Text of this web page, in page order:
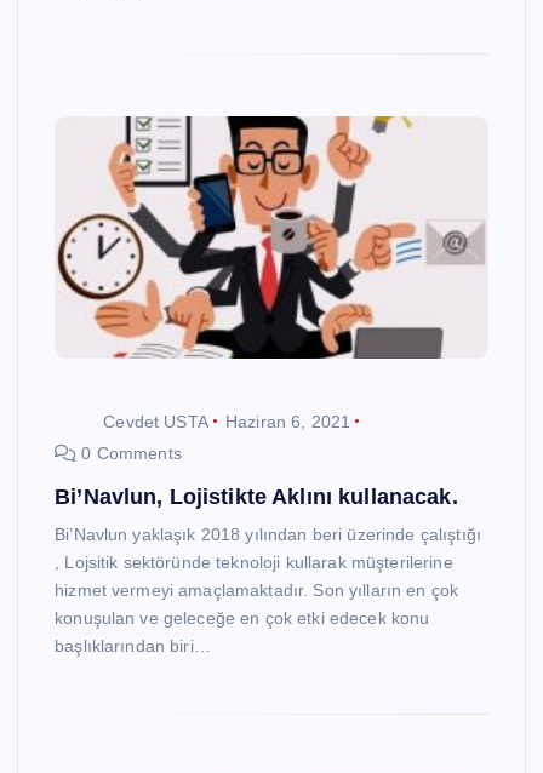
Cevdet USTA
Haziran 6, 2021
0 Comments
Bi’Navlun, Lojistikte Aklını kullanacak.
Bi’Navlun yaklaşık 2018 yılından beri üzerinde çalıştığı
, Lojsitik sektöründe teknoloji kullarak müşterilerine
hizmet vermeyi amaçlamaktadır. Son yılların en çok
konuşulan ve geleceğe en çok etki edecek konu
başlıklarından biri…